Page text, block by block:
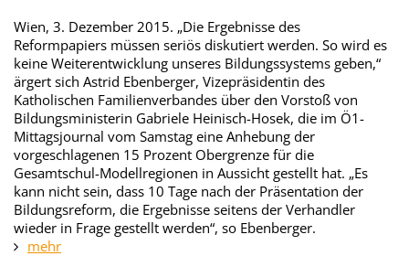
Wien, 3. Dezember 2015. „Die Ergebnisse des
Reformpapiers müssen seriös diskutiert werden. So wird es
keine Weiterentwicklung unseres Bildungssystems geben,“
ärgert sich Astrid Ebenberger, Vizepräsidentin des
Katholischen Familienverbandes über den Vorstoß von
Bildungsministerin Gabriele Heinisch-Hosek, die im Ö1-
Mittagsjournal vom Samstag eine Anhebung der
vorgeschlagenen 15 Prozent Obergrenze für die
Gesamtschul-Modellregionen in Aussicht gestellt hat. „Es
kann nicht sein, dass 10 Tage nach der Präsentation der
Bildungsreform, die Ergebnisse seitens der Verhandler
wieder in Frage gestellt werden“, so Ebenberger.
mehr